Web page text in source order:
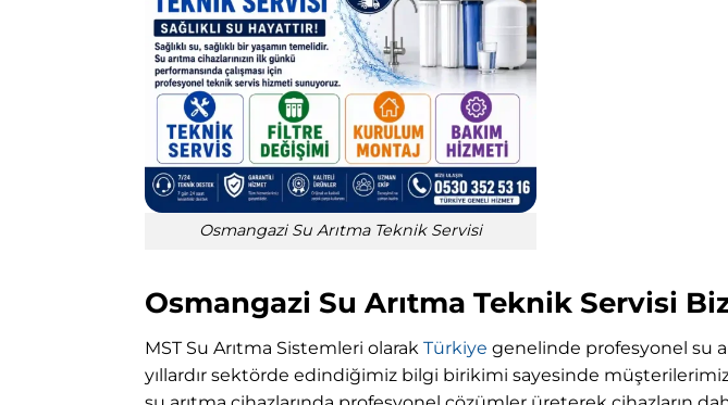
Osmangazi Su Arıtma Teknik Servisi
Osmangazi Su Arıtma Teknik Servisi
MST Su Arıtma Sistemleri olarak Türkiye genelinde profesyonel su
yıllardır sektörde edindiğimiz bilgi birikimi sayesinde